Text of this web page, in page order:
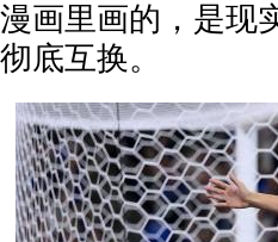
漫画里画的，是现
彻底互换。